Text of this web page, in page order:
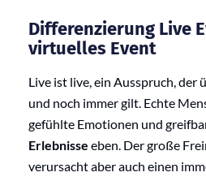
Differenzierung Live
virtuelles Event
Live ist live, ein Ausspruch, der
und noch immer gilt. Echte
gefühlte Emotionen und
Erlebnisse eben. Der große
verursacht aber auch einen